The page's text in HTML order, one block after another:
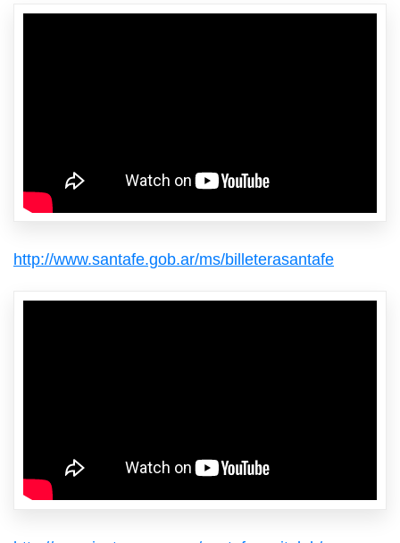
http://www.santafe.gob.ar/ms/billeterasantafe